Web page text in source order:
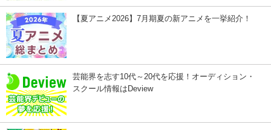
【夏アニメ2026】7月期夏の新アニメを一挙紹介！
芸能界を志す10代～20代を応援！オーディション・
スクール情報はDeview